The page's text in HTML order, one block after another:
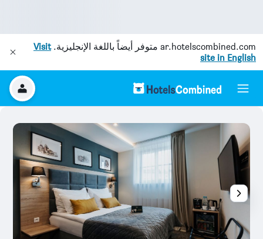
ar.hotelscombined.com متوفر أيضاً باللغة الإنجليزية.Visit
site in English